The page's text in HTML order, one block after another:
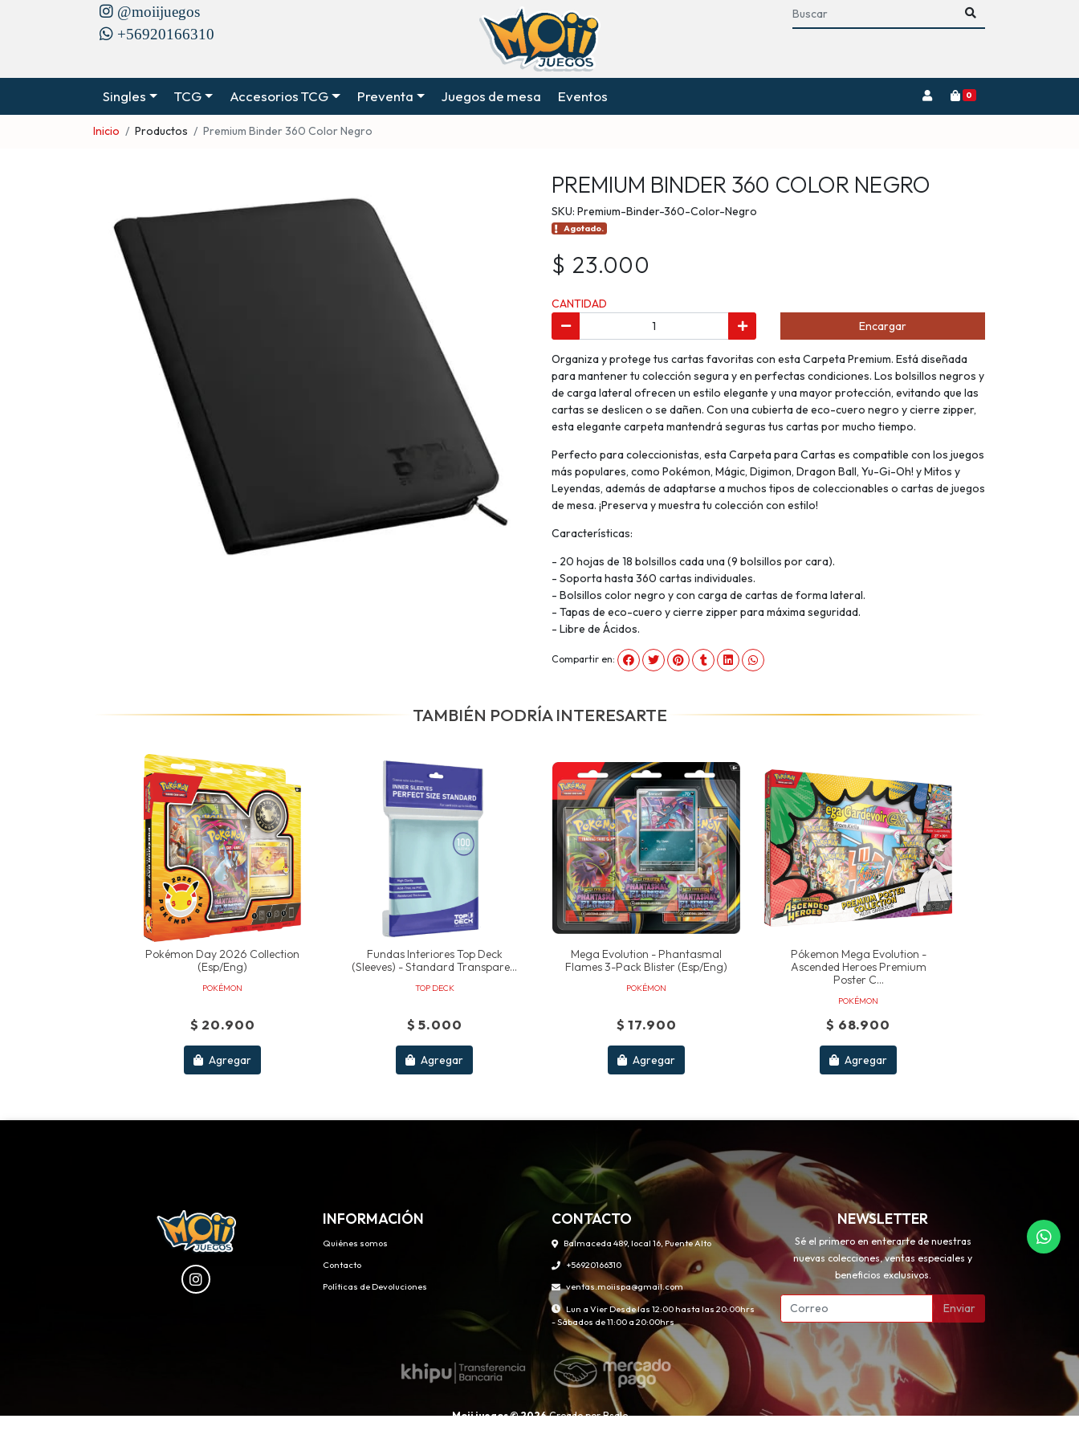
@moiijuegos
+56920166310
Singles TCG Accesorios TCG Preventa Juegos de mesa Eventos 0
Inicio Productos Premium Binder 360 Color Negro
PREMIUM BINDER 360 COLOR NEGRO
SKU: Premium-Binder-360-Color-Negro
Agotado.
$ 23.000
CANTIDAD
Encargar
Organiza y protege tus cartas favoritas con esta Carpeta Premium. Está diseñada
para mantener tu colección segura y en perfectas condiciones. Los bolsillos negros y
de carga lateral ofrecen un estilo elegante y una mayor protección, evitando que las
cartas se deslicen o se dañen. Con una cubierta de eco-cuero negro y cierre zipper,
esta elegante carpeta mantendrá seguras tus cartas por mucho tiempo.
Perfecto para coleccionistas, esta Carpeta para Cartas es compatible con los juegos
más populares, como Pokémon, Mágic, Digimon, Dragon Ball, Yu-Gi-Oh! y Mitos y
Leyendas, además de adaptarse a muchos tipos de coleccionables o cartas de juegos
de mesa. ¡Preserva y muestra tu colección con estilo!
Características:
- 20 hojas de 18 bolsillos cada una (9 bolsillos por cara).
- Soporta hasta 360 cartas individuales.
- Bolsillos color negro y con carga de cartas de forma lateral.
- Tapas de eco-cuero y cierre zipper para máxima seguridad.
- Libre de Ácidos.
Compartir en:
TAMBIÉN PODRÍA INTERESARTE
Pokémon Day 2026 Collection
(esp/eng)
POKÉMON
$ 20.900
Agregar
Fundas Interiores Top Deck
(sleeves) - Standard Transpare...
TOP DECK
$ 5.000
Agregar
Mega Evolution - Phantasmal
Flames 3-Pack Blister (esp/eng)
POKÉMON
$ 17.900
Agregar
Pókemon Mega Evolution -
Ascended Heroes Premium
Poster C...
POKÉMON
$ 68.900
Agregar
INFORMACIÓN
Quiénes somos
Contacto
Políticas de Devoluciones
CONTACTO
Balmaceda 489, local 16, Puente Alto
+56920166310
ventas.moiispa@gmail.com
Lun a Vier Desde las 12:00 hasta las 20:00hrs
- Sábados de 11:00 a 20:00hrs
NEWSLETTER
Sé el primero en enterarte de nuestras
nuevas colecciones, ventas especiales y
beneficios exclusivos.
Enviar
Moii juegos © 2026Creado porBsale